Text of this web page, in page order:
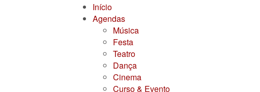
Início
Agendas
Música
Festa
Teatro
Dança
Cinema
Curso & Evento